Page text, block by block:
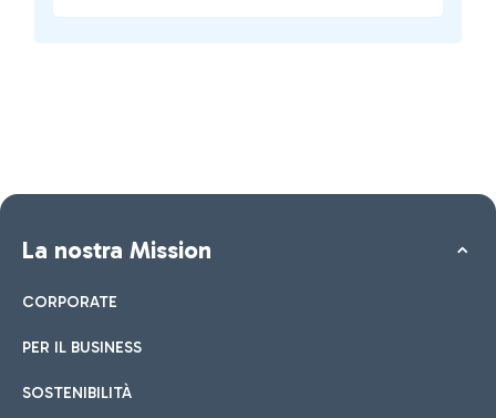
La nostra Mission
CORPORATE
PER IL BUSINESS
SOSTENIBILITÀ